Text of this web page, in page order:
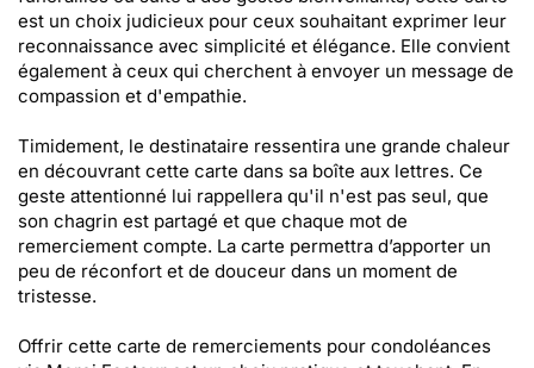
est un choix judicieux pour ceux souhaitant exprimer leur
reconnaissance avec simplicité et élégance. Elle convient
également à ceux qui cherchent à envoyer un message de
compassion et d'empathie.
Timidement, le destinataire ressentira une grande chaleur
en découvrant cette carte dans sa boîte aux lettres. Ce
geste attentionné lui rappellera qu'il n'est pas seul, que
son chagrin est partagé et que chaque mot de
remerciement compte. La carte permettra d’apporter un
peu de réconfort et de douceur dans un moment de
tristesse.
Offrir cette carte de remerciements pour condoléances